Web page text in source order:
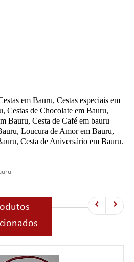
em Bauru, Cestas especiais em
Cestas de Chocolate em Bauru,
Bauru, Cesta de Café em bauru
Loucura de Amor em Bauru,
Cesta de Aniversário em Bauru.